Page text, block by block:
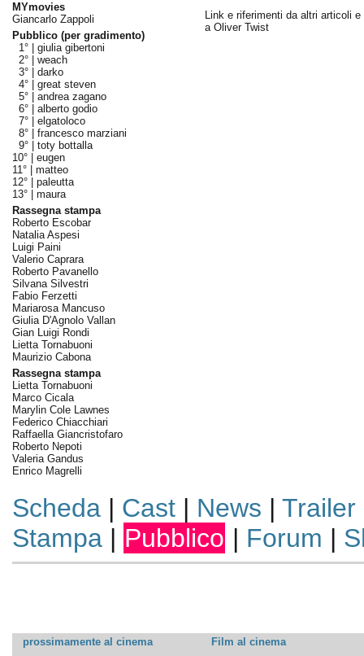
MYmovies
Giancarlo Zappoli
Pubblico (per gradimento)
1° | giulia gibertoni
2° | weach
3° | darko
4° | great steven
5° | andrea zagano
6° | alberto godio
7° | elgatoloco
8° | francesco marziani
9° | toty bottalla
10° | eugen
11° | matteo
12° | paleutta
13° | maura
Rassegna stampa
Roberto Escobar
Natalia Aspesi
Luigi Paini
Valerio Caprara
Roberto Pavanello
Silvana Silvestri
Fabio Ferzetti
Mariarosa Mancuso
Giulia D'Agnolo Vallan
Gian Luigi Rondi
Lietta Tornabuoni
Maurizio Cabona
Rassegna stampa
Lietta Tornabuoni
Marco Cicala
Marylin Cole Lawnes
Federico Chiacchiari
Raffaella Giancristofaro
Roberto Nepoti
Valeria Gandus
Enrico Magrelli
Link e riferimenti da altri articoli e
a Oliver Twist
Scheda| Cast| News | Trailer
Stampa| Pubblico | Forum |
prossimamente al cinema
Film al cinema